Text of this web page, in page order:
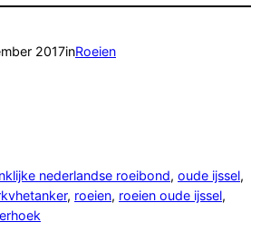
2017inRoeien
nederlandse roeibond, oude ijssel
, roeien, roeien oude ijssel